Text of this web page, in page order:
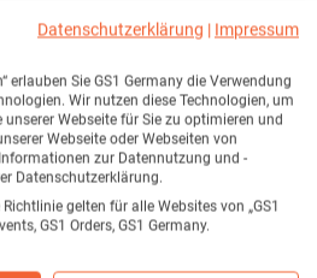
waren Unternehmen
Edeka, Globus,
Der
ist Bestandteil
für einen
Er legt unter
Zeitrahmen
Datenschutzerklärung | Impressum
erlauben Sie GS1 Germany die Verwendung
Wir nutzen diese Technologien, um
Webseite für Sie zu optimieren und
Webseite oder Webseiten von
zur Datennutzung und -
Datenschutzerklärung.
gelten für alle Websites von „GS1
GS1 Orders, GS1 Germany.